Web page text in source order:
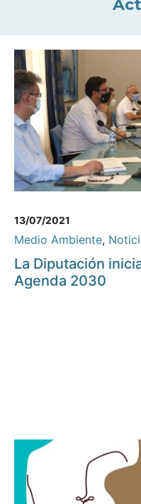
13/07/2021
Medio Ambiente,
La Diputación
Agenda 2030